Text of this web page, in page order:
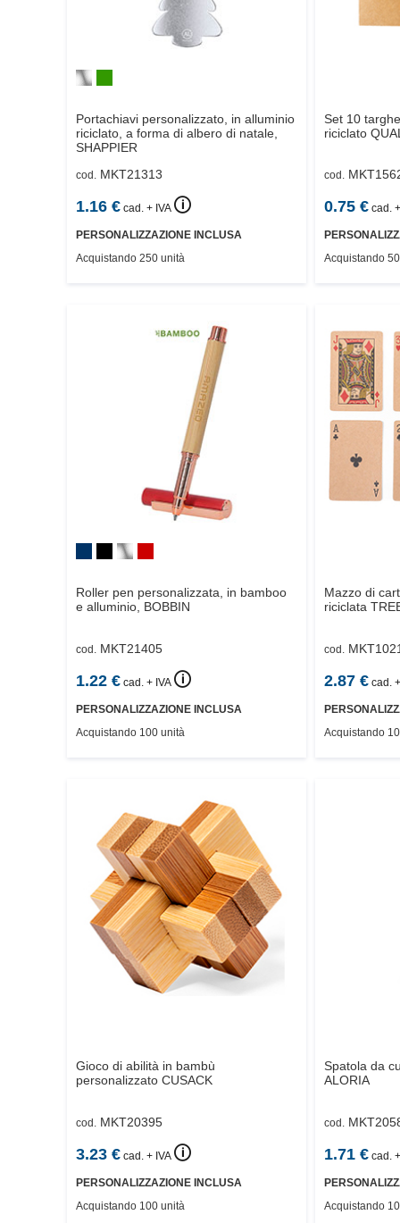
Portachiavi personalizzato, in alluminio
riciclato, a forma di albero di natale,
SHAPPIER
cod. MKT21313
1.16 € cad. + IVA 🛈
PERSONALIZZAZIONE INCLUSA
Acquistando 250 unità
Set 10
riciclato
cod.
0.75€ cad.
Acquistando
Roller pen personalizzata, in bamboo
e alluminio, BOBBIN
cod. MKT21405
1.22 € cad. + IVA 🛈
PERSONALIZZAZIONE INCLUSA
Acquistando 100 unità
Mazzo di
riciclata
cod.
2.87€ cad.
Acquistando
Gioco di abilità in bambù
personalizzato CUSACK
cod. MKT20395
3.23 € cad. + IVA 🛈
PERSONALIZZAZIONE INCLUSA
Acquistando 100 unità
Spatola da
ALORIA
cod.
1.71€ cad.
Acquistando